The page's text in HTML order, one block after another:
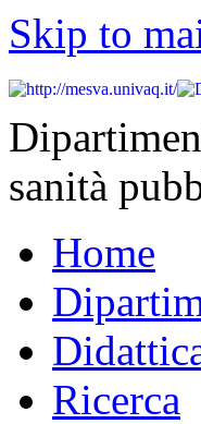
Skip to
sanità
Home
Ricerca